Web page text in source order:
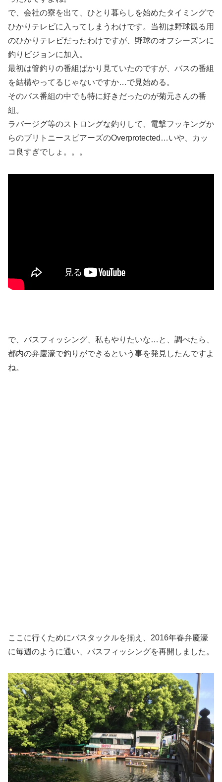
で、会社の寮を出て、ひとり暮らしを始めたタイミングで
ひかりテレビに入ってしまうわけです。当初は野球観る用
のひかりテレビだったわけですが、野球のオフシーズンに
釣りビジョンに加入。
最初は管釣りの番組ばかり見ていたのですが、バスの番組
を結構やってるじゃないですか…で見始める。
そのバス番組の中でも特に好きだったのが菊元さんの番
組。
ラバージグ等のストロングな釣りして、電撃フッキングか
らのブリトニースピアーズのOverprotected…いや、カッ
コ良すぎでしょ。。。
で、バスフィッシング、私もやりたいな…と、調べたら、
都内の弁慶濠で釣りができるという事を発見したんですよ
ね。
ここに行くためにバスタックルを揃え、2016年春弁慶濠
に毎週のように通い、バスフィッシングを再開しました。